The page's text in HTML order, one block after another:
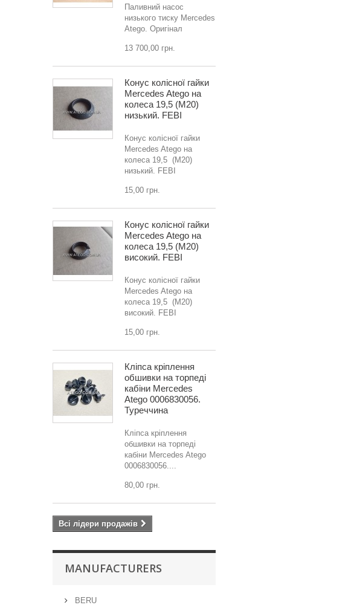
Паливний насос
низького тиску Mercedes
Atego. Оригінал
13 700,00 грн.
Конус колісної гайки
Mercedes Atego на
колеса 19,5 (M20)
низький. FEBI
Конус колісної гайки
Mercedes Atego на
колеса 19,5 (M20)
низький. FEBI
15,00 грн.
Конус колісної гайки
Mercedes Atego на
колеса 19,5 (M20)
високий. FEBI
Конус колісної гайки
Mercedes Atego на
колеса 19,5 (M20)
високий. FEBI
15,00 грн.
Кліпса кріплення
обшивки на торпеді
кабіни Mercedes
Atego 0006830056.
Туреччина
Кліпса кріплення
обшивки на торпеді
кабіни Mercedes Atego
0006830056....
80,00 грн.
Всі лідери продажів
MANUFACTURERS
BERU